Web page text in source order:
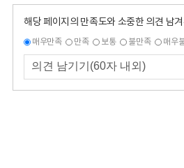
해당 페이지의 만족도와 소중한 의견 남
매우만족 만족 보통 불만족 매우